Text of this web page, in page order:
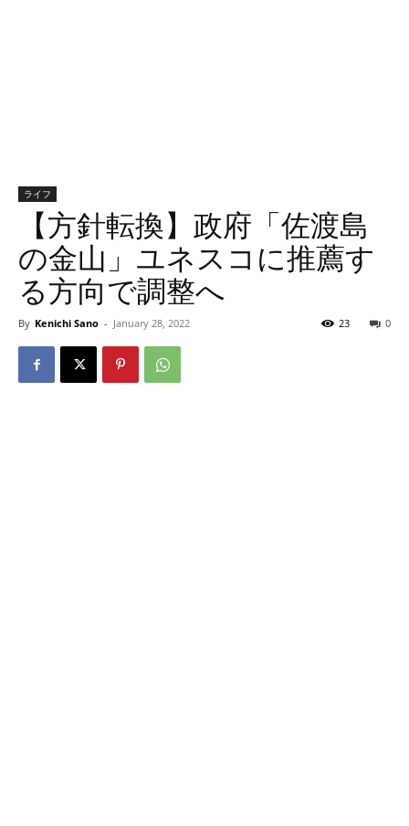
ライフ
【方針転換】政府「佐渡島
の金山」ユネスコに推薦す
る方向で調整へ
By Kenichi Sano - January 28, 2022 0
23